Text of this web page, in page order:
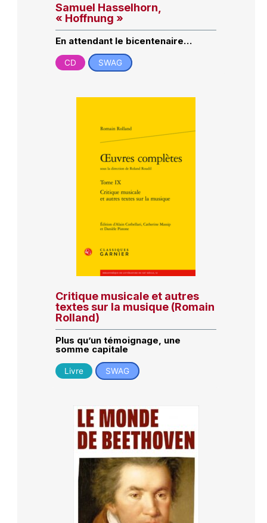
Samuel Hasselhorn,
« Hoffnung »
En attendant le bicentenaire…
CD SWAG
Critique musicale et autres
textes sur la musique (Romain
Rolland)
Plus qu’un témoignage, une
somme capitale
Livre SWAG